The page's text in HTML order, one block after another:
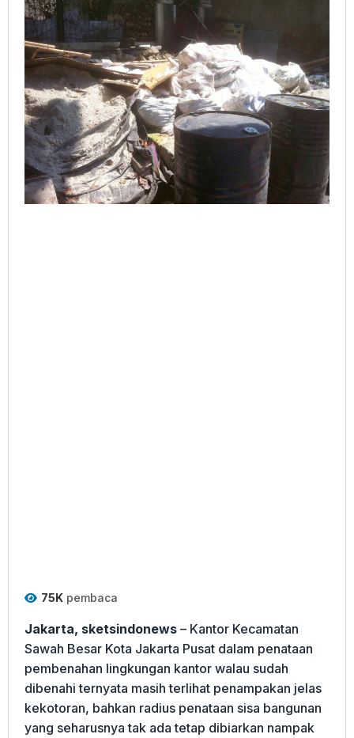
Dibiarkan
75K pembaca
Jakarta, sketsindonews – Kantor Kecamatan
Sawah Besar Kota Jakarta Pusat dalam penataan
pembenahan lingkungan kantor walau sudah
dibenahi ternyata masih terlihat penampakan jelas
kekotoran, bahkan radius penataan sisa bangunan
yang seharusnya tak ada tetap dibiarkan nampak